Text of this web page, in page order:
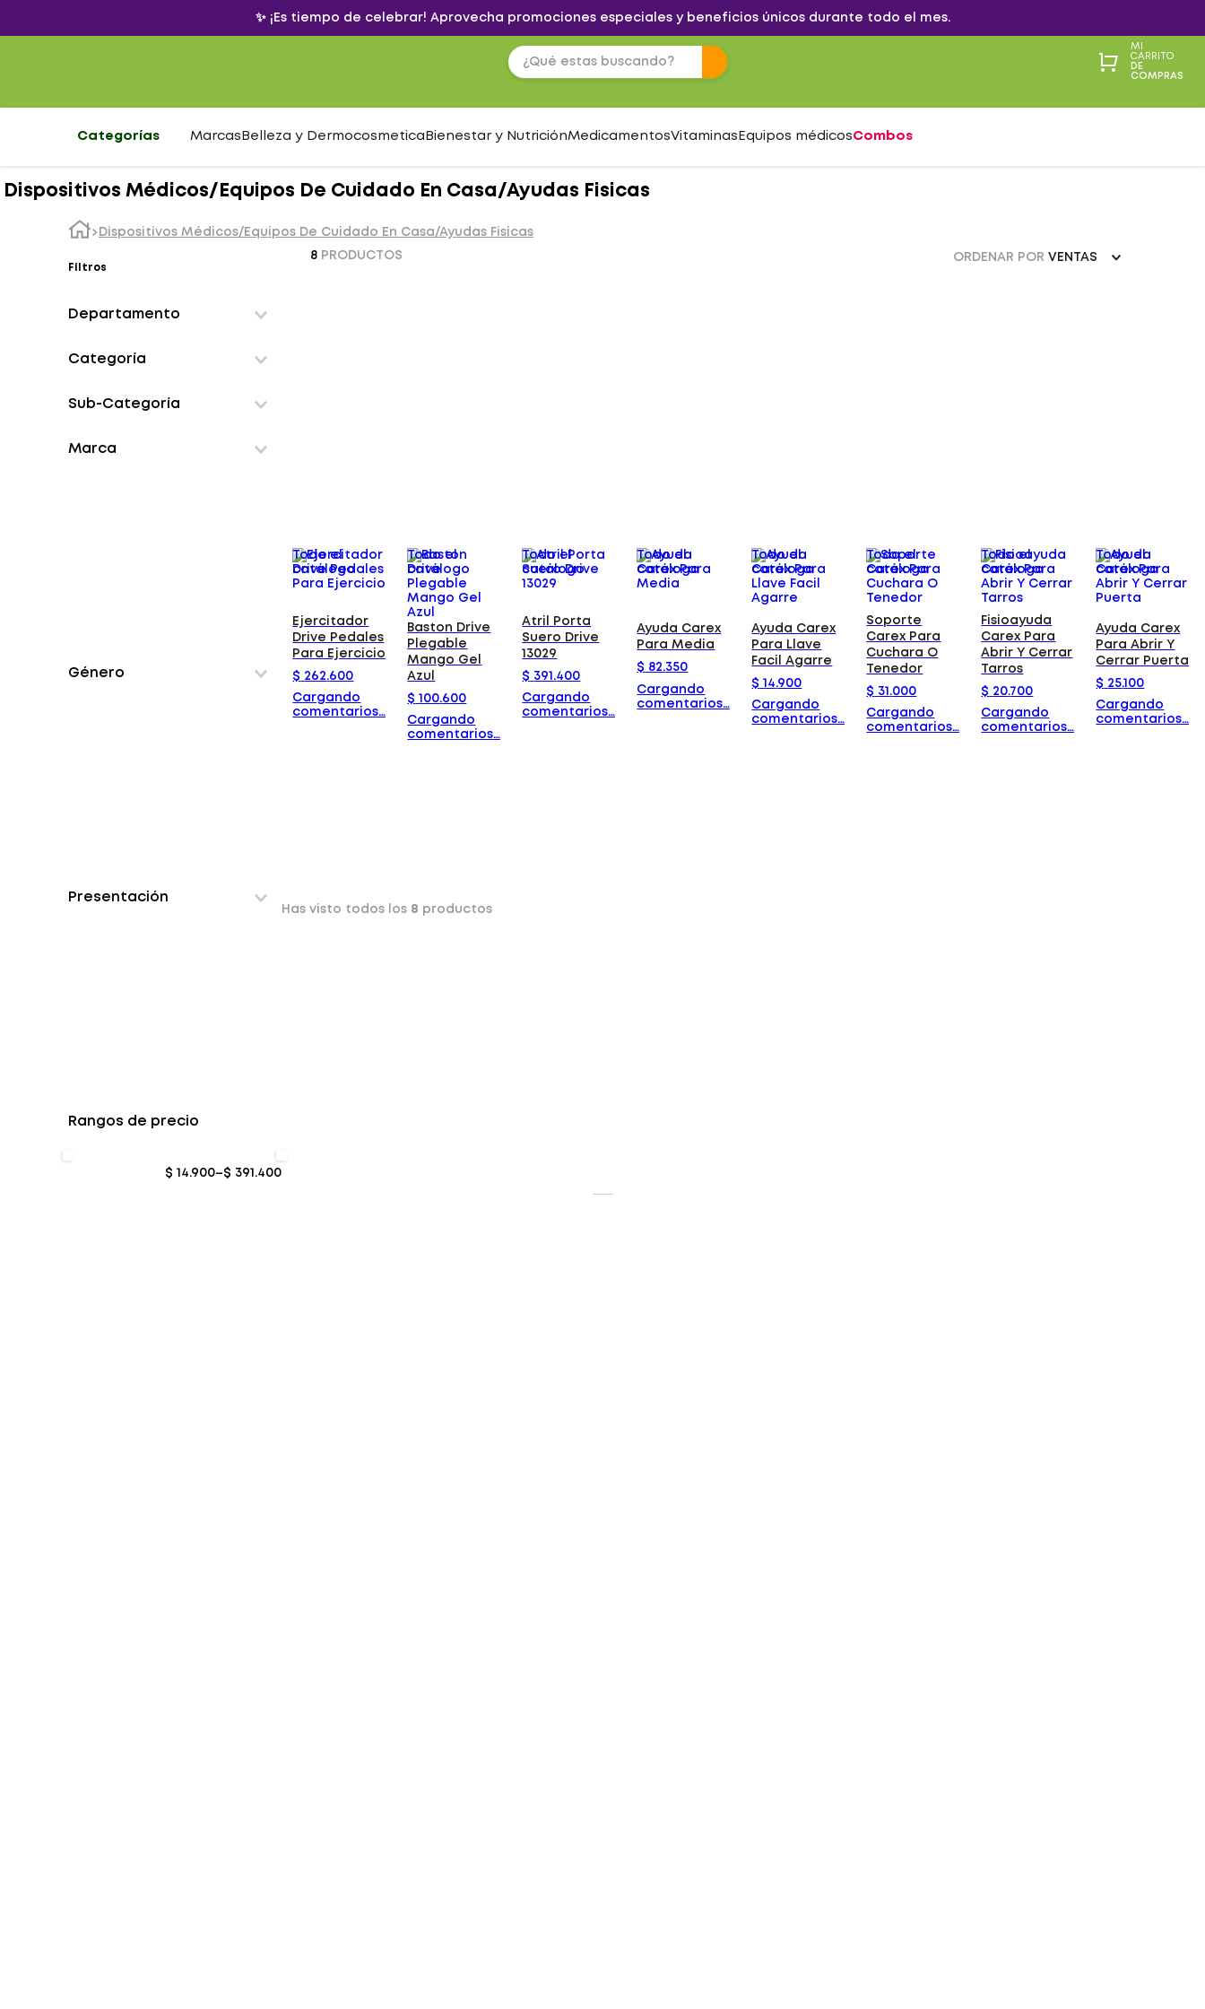
✨ ¡Es tiempo de celebrar! Aprovecha promociones especiales y beneficios únicos durante todo el mes.
MI
CARRITO
DE
COMPRAS
Categorías Marcas Belleza y Dermocosmetica Bienestar y NutriciónMedicamentosVitaminas Equipos médicosCombos
Dispositivos Médicos/Equipos De Cuidado En Casa/Ayudas Fisicas
Dispositivos Médicos/Equipos De Cuidado En Casa/Ayudas Fisicas
Filtros
Departamento
Categoría
equipos-comodidad
Sub-Categoría
ayudas-sanitarias
Marca
Género
Presentación
Rangos de precio
$ 14.900–$ 391.400
8 PRODUCTOS ORDENAR POR VENTAS
Todo el
catálogo
Ejercitador
Drive Pedales
Para Ejercicio
$ 262.600
Cargando
comentarios…
Todo el
catálogo
Baston Drive
Plegable
Mango Gel
Azul
$ 100.600
Cargando
comentarios…
Todo el
catálogo
Atril Porta
Suero Drive
13029
$ 391 .400
Cargando
comentarios…
Todo el
catálogo
Ayuda Carex
Para Media
$ 82.350
Cargando
comentarios…
Todo el
catálogo
Ayuda Carex
Para Llave
Facil Agarre
$ 14.900
Cargando
comentarios…
Todo el
catálogo
Soporte
Carex Para
Cuchara O
Tenedor
$ 31 .000
Cargando
comentarios…
Todo el
catálogo
Fisioayuda
Carex Para
Abrir Y Cerrar
Tarros
$ 20.700
Cargando
comentarios…
Todo el
catálogo
Ayuda Carex
Para Abrir Y
Cerrar Puerta
$ 25.100
Cargando
comentarios…
Has visto todos los 8 productos